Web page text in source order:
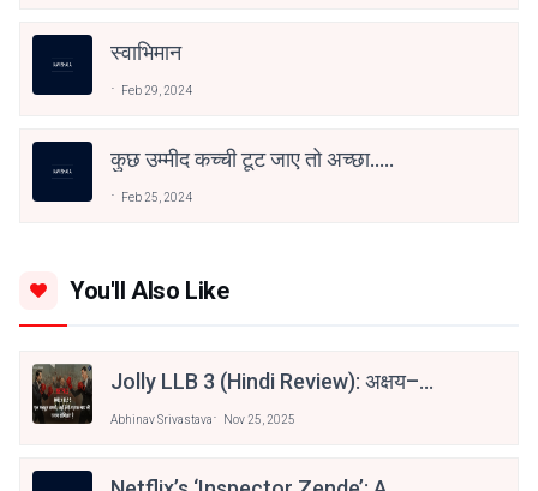
स्वाभिमान
Feb 29, 2024
कुछ उम्मीद कच्ची टूट जाए तो अच्छा.....
Feb 25, 2024
You'll Also Like
Jolly LLB 3 (Hindi Review): अक्षय–
Abhinav Srivastava Nov 25, 2025